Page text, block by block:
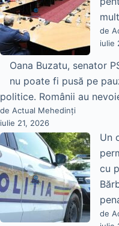
de
iulie
Oana Buzatu, senator
nu poate fi pusă pe
politice. Românii au
de Actual Mehedinți
iulie 21, 2026
Un
cu
de